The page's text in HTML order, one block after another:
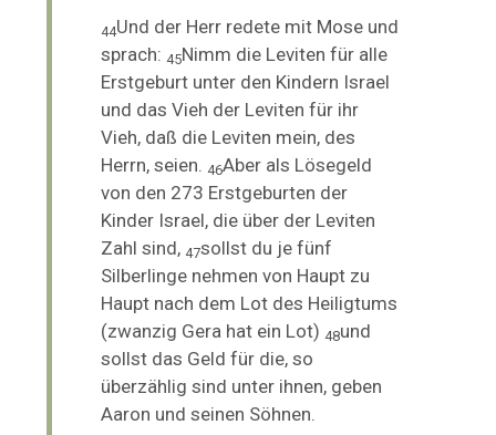
44Und der Herr redete mit Mose und
sprach: 45Nimm die Leviten für alle
Erstgeburt unter den Kindern Israel
und das Vieh der Leviten für ihr
Vieh, daß die Leviten mein, des
Herrn, seien. 46Aber als Lösegeld
von den 273 Erstgeburten der
Kinder Israel, die über der Leviten
Zahl sind, 47sollst du je fünf
Silberlinge nehmen von Haupt zu
Haupt nach dem Lot des Heiligtums
(zwanzig Gera hat ein Lot) 48und
sollst das Geld für die, so
überzählig sind unter ihnen, geben
Aaron und seinen Söhnen.